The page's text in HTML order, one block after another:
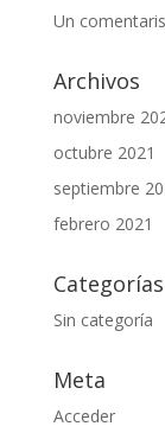
Un
Archivos
noviembre
octubre 2021
septiembre
febrero 2021
Categorías
Sin categoría
Meta
Acceder